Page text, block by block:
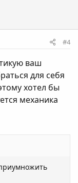
#4
ваш
для себя
хотел бы
механика